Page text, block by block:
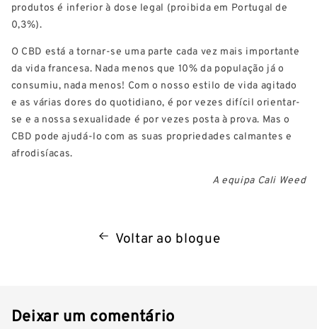
produtos é inferior à dose legal (proibida em Portugal de
0,3%).
O CBD está a tornar-se uma parte cada vez mais importante
da vida francesa. Nada menos que 10% da população já o
consumiu, nada menos! Com o nosso estilo de vida agitado
e as várias dores do quotidiano, é por vezes difícil orientar-
se e a nossa sexualidade é por vezes posta à prova. Mas o
CBD pode ajudá-lo com as suas propriedades calmantes e
afrodisíacas.
A equipa Cali Weed
Voltar ao blogue
Deixar um comentário